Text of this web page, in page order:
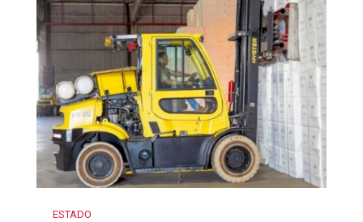
ESTADO